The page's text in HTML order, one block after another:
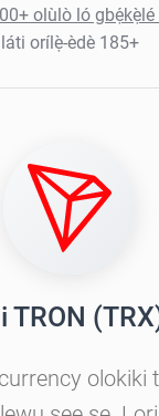
olùlò ló gbẹ́kẹ̀lé
láti orílẹ̀-èdè 185+
TRON
olokiki